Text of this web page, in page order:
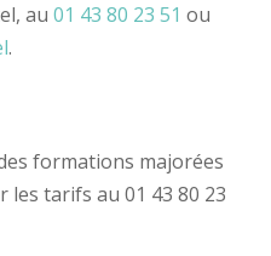
au 01 43 80 23 51 ou
.
formations majorées
les tarifs au 01 43 80 23